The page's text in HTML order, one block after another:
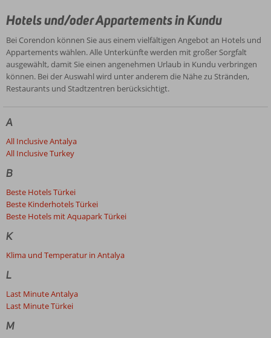
Hotels und/oder Appartements in Kundu
Bei Corendon können Sie aus einem vielfältigen Angebot an Hotels und
Appartements wählen. Alle Unterkünfte werden mit großer Sorgfalt
ausgewählt, damit Sie einen angenehmen Urlaub in Kundu verbringen
können. Bei der Auswahl wird unter anderem die Nähe zu Stränden,
Restaurants und Stadtzentren berücksichtigt.
A
All Inclusive Antalya
All Inclusive Turkey
B
Beste Hotels Türkei
Beste Kinderhotels Türkei
Beste Hotels mit Aquapark Türkei
K
Klima und Temperatur in Antalya
L
Last Minute Antalya
Last Minute Türkei
M